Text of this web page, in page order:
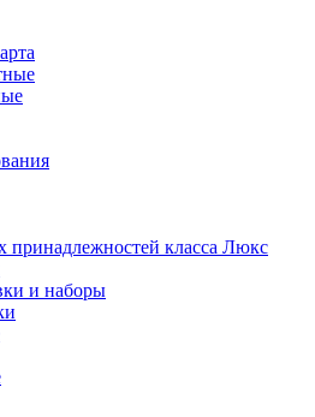
класса Люкс
и наборы